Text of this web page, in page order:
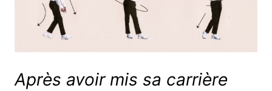
Après avoir mis sa carrière